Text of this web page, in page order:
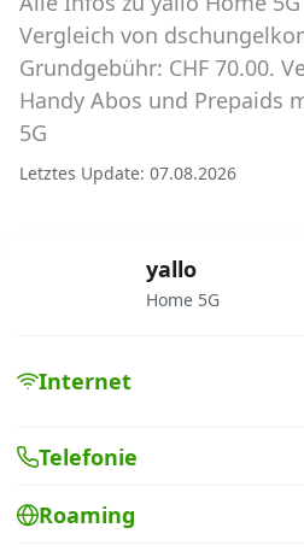
Abos für Tablets,
Watches
Tarifrechner
Alle Anbieter
Mobilfunknetz
Handy-Abo
Vergleich von
Grundgebühr: CHF 70.00.
Handy Abos und Prepaids
5G
Letztes Update: 07.08.2026
yallo
Home 5G
Internet
Telefonie
Roaming